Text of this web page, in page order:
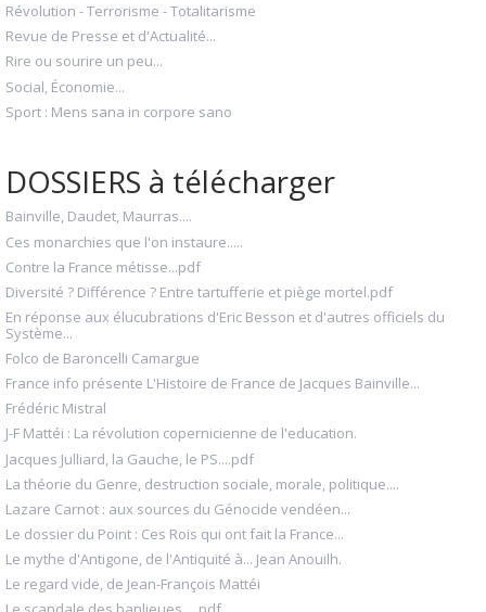
Révolution - Terrorisme - Totalitarisme
Revue de Presse et d'Actualité...
Rire ou sourire un peu...
Social, Économie...
Sport : Mens sana in corpore sano
DOSSIERS à télécharger
Bainville, Daudet, Maurras....
Ces monarchies que l'on instaure.....
Contre la France métisse...pdf
Diversité ? Différence ? Entre tartufferie et piège mortel.pdf
En réponse aux élucubrations d'Eric Besson et d'autres officiels du
Système...
Folco de Baroncelli Camargue
France info présente L'Histoire de France de Jacques Bainville...
Frédéric Mistral
J-F Mattéi : La révolution copernicienne de l'education.
Jacques Julliard, la Gauche, le PS....pdf
La théorie du Genre, destruction sociale, morale, politique....
Lazare Carnot : aux sources du Génocide vendéen...
Le dossier du Point : Ces Rois qui ont fait la France...
Le mythe d'Antigone, de l'Antiquité à... Jean Anouilh.
Le regard vide, de Jean-François Mattéi